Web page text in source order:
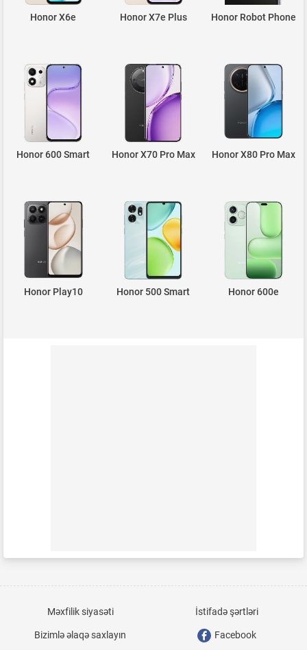
Honor X6e Honor X7e Plus Honor Robot Phone
Honor 600 Smart Honor X70 Pro Max Honor X80 Pro Max
Honor Play10 Honor 500 Smart Honor 600e
Məxfilik siyasəti İstifadə şərtləri
Bizimlə əlaqə saxlayın Facebook